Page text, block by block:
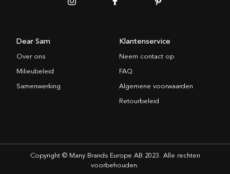
Dear Sam
Over ons
Milieubeleid
Samenwerking
Klantenservice
Neem contact op
FAQ
Algemene voorwaarden
Retourbeleid
Copyright © Many Brands Europe AB 2023. Alle rechten
voorbehouden.